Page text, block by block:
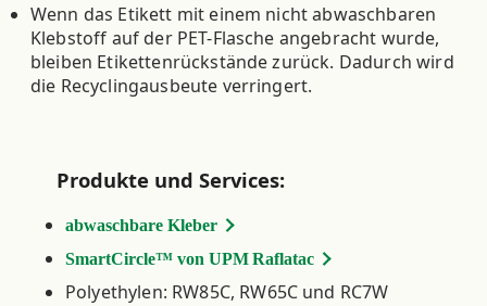
Wenn das Etikett mit einem nicht abwaschbaren
Klebstoff auf der PET-Flasche angebracht wurde,
bleiben Etikettenrückstände zurück. Dadurch wird
die Recyclingausbeute verringert.
Produkte und Services:
abwaschbare Kleber
SmartCircle™ von UPM Raflatac
Polyethylen: RW85C, RW65C und RC7W